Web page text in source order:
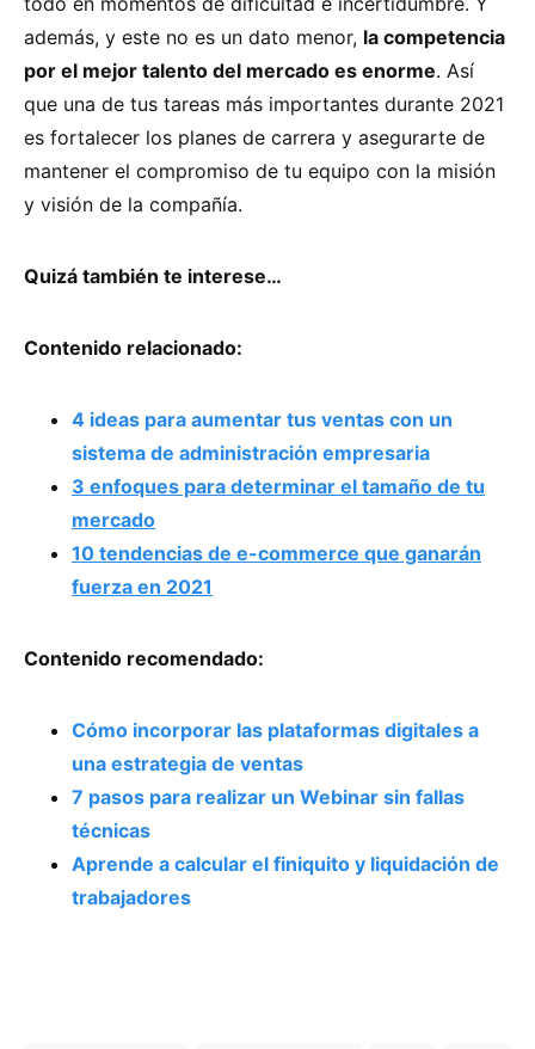
además, y este no es un dato menor, la competencia
por el mejor talento del mercado es enorme. Así
que una de tus tareas más importantes durante 2021
es fortalecer los planes de carrera y asegurarte de
mantener el compromiso de tu equipo con la misión
y visión de la compañía.
Quizá también te interese…
Contenido relacionado:
4 ideas para aumentar tus ventas con un
sistema de administración empresaria
3 enfoques para determinar el tamaño de tu
mercado
10 tendencias de e-commerce que ganarán
fuerza en 2021
Contenido recomendado:
Cómo incorporar las plataformas digitales a
una estrategia de ventas
7 pasos para realizar un Webinar sin fallas
técnicas
Aprende a calcular el finiquito y liquidación de
trabajadores